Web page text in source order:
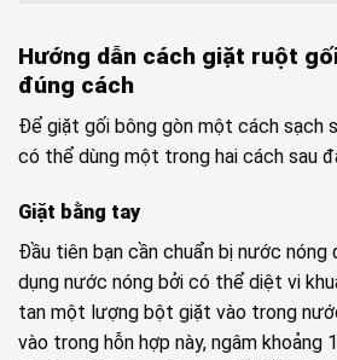
Hướng dẫn cách giặt ruột
đúng cách
Để giặt gối bông gòn một cách sạch
có thể dùng một trong hai cách sau
Giặt bằng tay
Đầu tiên bạn cần chuẩn bị nước nóng
dụng nước nóng bởi có thể diệt vi
tan một lượng bột giặt vào trong
vào trong hỗn hợp này, ngâm khoảng